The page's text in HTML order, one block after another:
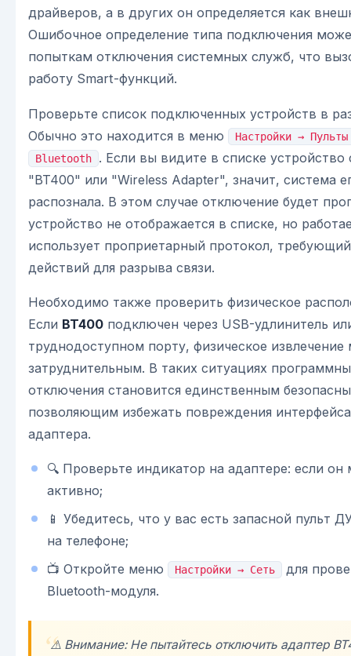
драйверов, а в других он определяется как
Ошибочное определение типа подключения
попыткам отключения системных служб, что
работу Smart-функций.
Проверьте список подключенных устройств в
Обычно это находится в меню
Настройки →
Bluetooth
. Если вы видите в списке устройство
"BT400" или "Wireless Adapter", значит, система
распознала. В этом случае отключение будет
устройство не отображается в списке, но
использует проприетарный протокол,
действий для разрыва связи.
Необходимо также проверить физическое
Если BT400 подключен через USB-удлинитель
труднодоступном порту, физическое
затруднительным. В таких ситуациях
отключения становится единственным
позволяющим избежать повреждения
адаптера.
🔍 Проверьте индикатор на адаптере: если он
активно;
📱 Убедитесь, что у вас есть запасной пульт
на телефоне;
📺 Откройте меню
Настройки → Сеть
для
Bluetooth-модуля.
⚠️ Внимание: Не пытайтесь отключить адаптер